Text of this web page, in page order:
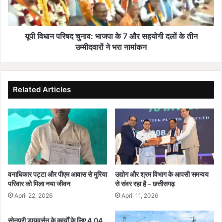
ग
या
च
रि
ष
द
पा
के
7
औ
र
स
ह
यो
गी
द
यूपी विधान परिषद चुनाव: भाजपा के 7 और सहयोगी दलों के तीन
उम्मीदवारों ने भरा नामांकन
Related Articles
वनाधिकार पट्टा और पीएम आवास से मुरिया
परिवार को मिला नया जीवन
April 22, 2026
उद्योग और श्रम विभाग के आपसी समन्वय
से संवर रहा है – छत्तीसगढ़
April 11, 2026
सोनपुरी डायवर्सन के कार्यों के लिए 4.04